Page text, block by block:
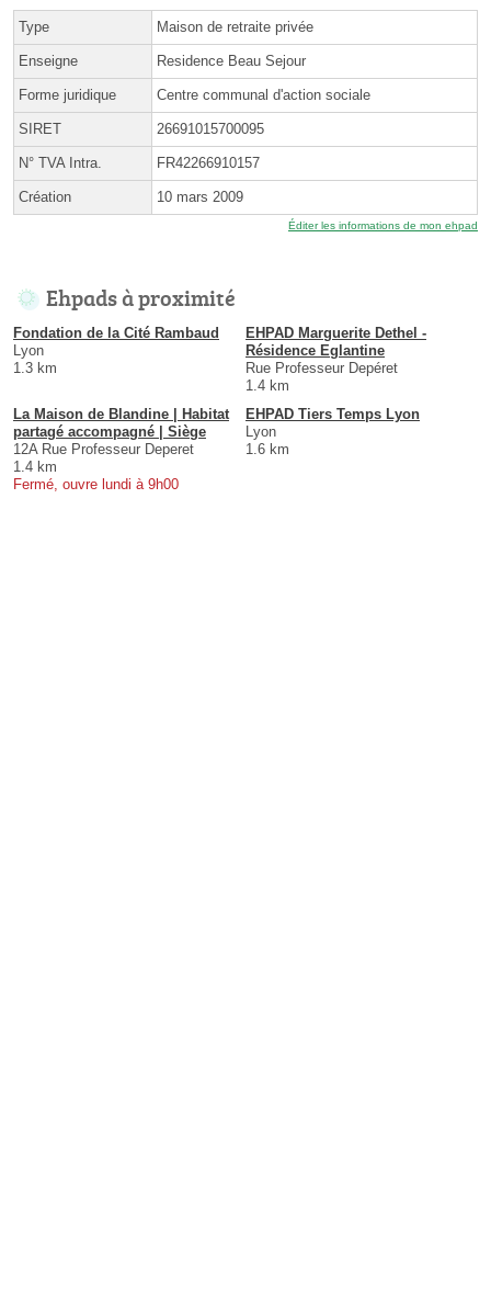
Type Maison de retraite privée
Enseigne Residence Beau Sejour
Forme juridique Centre communal d'action sociale
SIRET 26691015700095
N° TVA Intra. FR42266910157
Création 10 mars 2009
Éditer les informations de mon ehpad
Ehpads à proximité
Fondation de la Cité Rambaud
Lyon
1.3 km
EHPAD Marguerite Dethel -
Résidence Eglantine
Rue Professeur Depéret
1.4 km
La Maison de Blandine | Habitat
partagé accompagné | Siège
12A Rue Professeur Deperet
1.4 km
Fermé, ouvre lundi à 9h00
EHPAD Tiers Temps Lyon
Lyon
1.6 km